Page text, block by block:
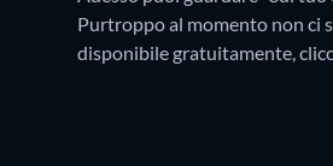
Purtroppo al momento non ci
disponibile gratuitamente,